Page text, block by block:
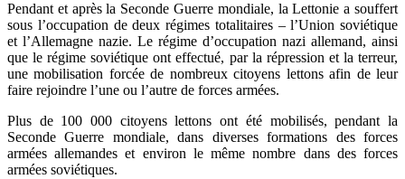
Pendant et après la Seconde Guerre mondiale, la Lettonie a souffert
sous l’occupation de deux régimes totalitaires – l’Union soviétique
et l’Allemagne nazie. Le régime d’occupation nazi allemand, ainsi
que le régime soviétique ont effectué, par la répression et la terreur,
une mobilisation forcée de nombreux citoyens lettons afin de leur
faire rejoindre l’une ou l’autre de forces armées.
Plus de 100 000 citoyens lettons ont été mobilisés, pendant la
Seconde Guerre mondiale, dans diverses formations des forces
armées allemandes et environ le même nombre dans des forces
armées soviétiques.